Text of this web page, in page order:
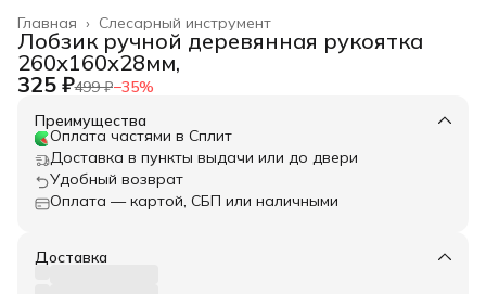
Слесарный инструмент
Главная ›
Лобзик ручной деревянная рукоятка
260х160х28мм,
325 ₽499 ₽−35%
Преимущества
Оплата частями в Сплит
Доставка в пункты выдачи или до двери
Удобный возврат
Оплата — картой, СБП или наличными
Доставка